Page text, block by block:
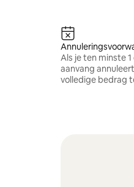
Als je ten minste
aanvang
volledige bedrag